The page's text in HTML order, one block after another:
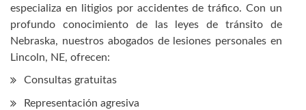
especializa en litigios por accidentes de tráfico. Con un
profundo conocimiento de las leyes de tránsito de
Nebraska, nuestros abogados de lesiones personales en
Lincoln, NE, ofrecen:
Consultas gratuitas
Representación agresiva